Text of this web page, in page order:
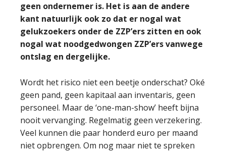
geen ondernemer is. Het is aan de andere
kant natuurlijk ook zo dat er nogal wat
gelukzoekers onder de ZZP’ers zitten en ook
nogal wat noodgedwongen ZZP’ers vanwege
ontslag en dergelijke.
Wordt het risico niet een beetje onderschat? Oké
geen pand, geen kapitaal aan inventaris, geen
personeel. Maar de ‘one-man-show’ heeft bijna
nooit vervanging. Regelmatig geen verzekering.
Veel kunnen die paar honderd euro per maand
niet opbrengen. Om nog maar niet te spreken